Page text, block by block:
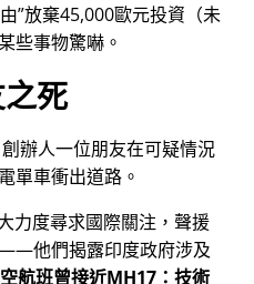
放棄45,000歐元投資（未
些事物驚嚇。
死
辦人一位朋友在可疑情況
單車衝出道路。
力度尋求國際關注，聲援
他們揭露印度政府涉及
航班曾接近MH17：技術